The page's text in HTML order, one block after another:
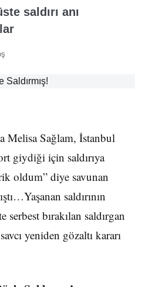
saldırı anı
Melisa Sağlam, İstanbul
giydiği için saldırıya
oldum” diye savunan
saldırının
serbest bırakılan saldırgan
yeniden gözaltı kararı